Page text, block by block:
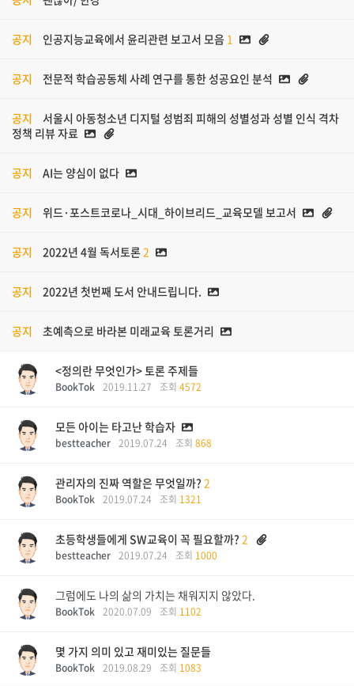
공지 인공지능교육에서 윤리관련 보고서 모음 1
공지 전문적 학습공동체 사례 연구를 통한 성공요인 분석
공지
서울시 아동청소년 디지털 성범죄 피해의 성별성과 성별 인식 격차
정책 리뷰 자료
공지 AI는 양심이 없다
공지 위드·포스트코로나_시대_하이브리드_교육모델 보고서
공지 2022년 4월 독서토론2
공지 2022년 첫번째 도서 안내드립니다.
공지 초예측으로 바라본 미래교육 토론거리
<정의란 무엇인가> 토론 주제들
BookTok 2019.11.27 조회 4572
모든 아이는 타고난 학습자
bestteacher 2019.07.24 조회 868
관리자의 진짜 역할은 무엇일까? 2
BookTok 2019.07.24 조회 1321
초등학생들에게 SW교육이 꼭 필요할까? 2
bestteacher 2019.07.24 조회 1000
그럼에도 나의 삶의 가치는 채워지지 않았다.
BookTok 2020.07.09 조회 1102
몇 가지 의미 있고 재미있는 질문들
BookTok 2019.08.29 조회 1083